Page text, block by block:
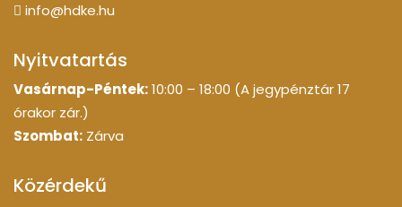
info@hdke.hu
Nyitvatartás
Vasárnap-Péntek:10:00 – 18:00 (A jegypénztár 17
órakor zár.)
Szombat: Zárva
Közérdekű